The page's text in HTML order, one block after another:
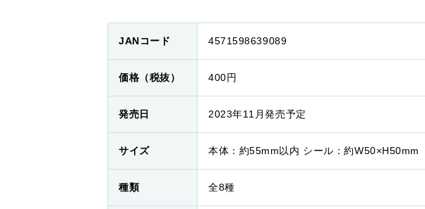
JANコード 4571598639089
価格（税抜） 400円
発売日 2023年11月発売予定
サイズ 本体：約55mm以内 シール：約W50×H50mm
種類 全8種